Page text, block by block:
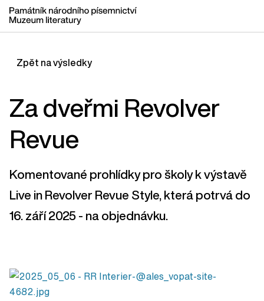
Zpět na výsledky
Za dveřmi Revolver
Revue
Komentované prohlídky pro školy k výstavě
Live in Revolver Revue Style, která potrvá do
16. září 2025 - na objednávku.